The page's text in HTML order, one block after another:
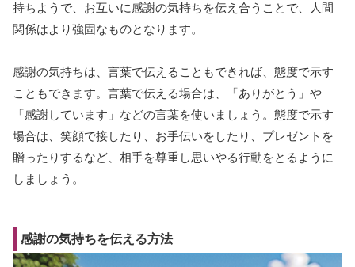
持ちようで、お互いに感謝の気持ちを伝え合うことで、人間
関係はより強固なものとなります。
感謝の気持ちは、言葉で伝えることもできれば、態度で示す
こともできます。言葉で伝える場合は、「ありがとう」や
「感謝しています」などの言葉を使いましょう。態度で示す
場合は、笑顔で接したり、お手伝いをしたり、プレゼントを
贈ったりするなど、相手を尊重し思いやる行動をとるように
しましょう。
感謝の気持ちを伝える方法